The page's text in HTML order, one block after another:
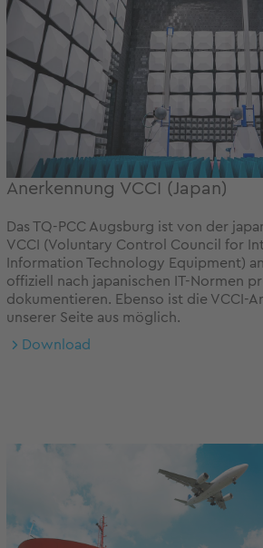
Anerkennung VCCI (Japan)
Das TQ-PCC Augsburg ist von der
VCCI (Voluntary Control Council for
Information Technology Equipment)
offiziell nach japanischen IT-Normen
dokumentieren. Ebenso ist die VCCI-
unserer Seite aus möglich.
Download